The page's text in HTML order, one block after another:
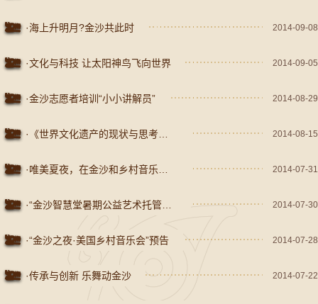
·海上升明月?金沙共此时 2014-09-08
·文化与科技 让太阳神鸟飞向世界 2014-09-05
·金沙志愿者培训“小小讲解员” 2014-08-29
·《世界文化遗产的现状与思考》讲座 2014-08-15
·唯美夏夜，在金沙和乡村音乐来一场约会 2014-07-31
·“金沙智慧堂暑期公益艺术托管班”第一期课程圆满结束 2014-07-30
·“金沙之夜·美国乡村音乐会”预告 2014-07-28
·传承与创新 乐舞动金沙 2014-07-22